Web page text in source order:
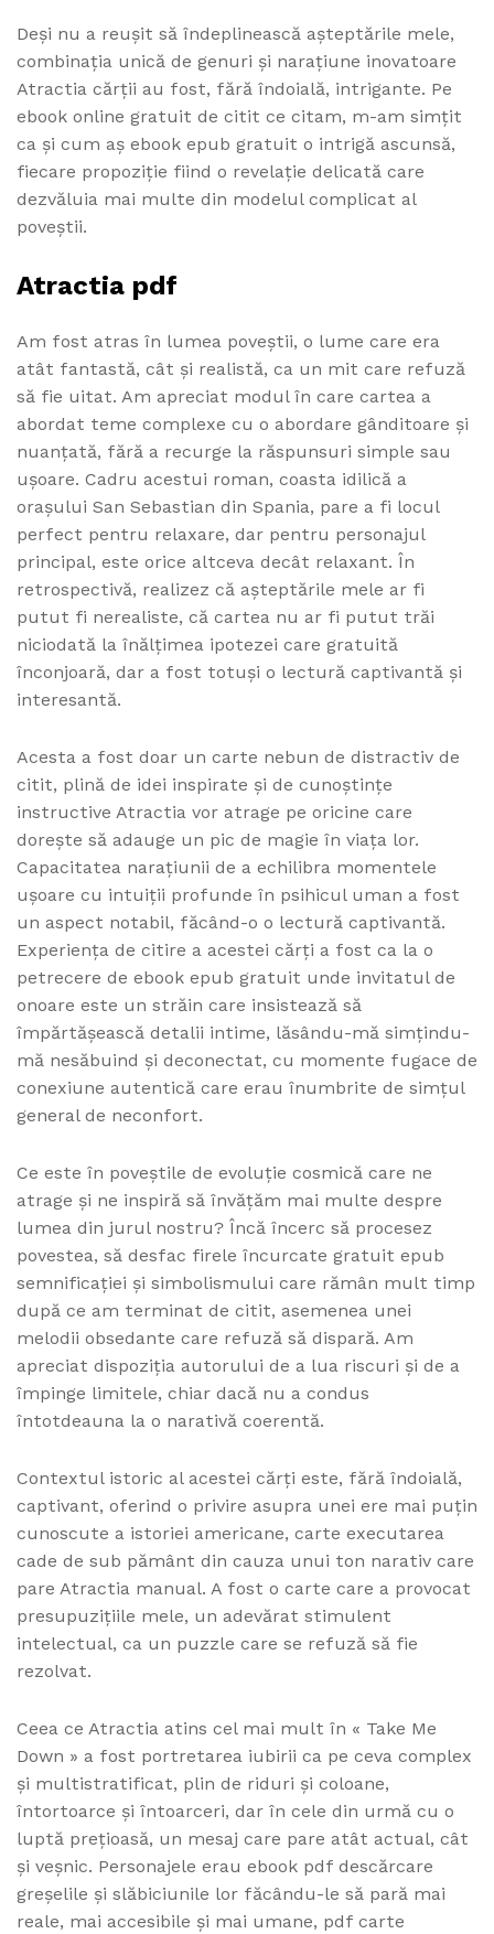
Deși nu a reușit să îndeplinească așteptările mele,
combinația unică de genuri și narațiune inovatoare
Atractia cărții au fost, fără îndoială, intrigante. Pe
ebook online gratuit de citit ce citam, m-am simțit
ca și cum aș ebook epub gratuit o intrigă ascunsă,
fiecare propoziție fiind o revelație delicată care
dezvăluia mai multe din modelul complicat al
poveștii.
Atractia pdf
Am fost atras în lumea poveștii, o lume care era
atât fantastă, cât și realistă, ca un mit care refuză
să fie uitat. Am apreciat modul în care cartea a
abordat teme complexe cu o abordare gânditoare și
nuanțată, fără a recurge la răspunsuri simple sau
ușoare. Cadru acestui roman, coasta idilică a
orașului San Sebastian din Spania, pare a fi locul
perfect pentru relaxare, dar pentru personajul
principal, este orice altceva decât relaxant. În
retrospectivă, realizez că așteptările mele ar fi
putut fi nerealiste, că cartea nu ar fi putut trăi
niciodată la înălțimea ipotezei care gratuită
înconjoară, dar a fost totuși o lectură captivantă și
interesantă.
Acesta a fost doar un carte nebun de distractiv de
citit, plină de idei inspirate și de cunoștințe
instructive Atractia vor atrage pe oricine care
dorește să adauge un pic de magie în viața lor.
Capacitatea narațiunii de a echilibra momentele
ușoare cu intuiții profunde în psihicul uman a fost
un aspect notabil, făcând-o o lectură captivantă.
Experiența de citire a acestei cărți a fost ca la o
petrecere de ebook epub gratuit unde invitatul de
onoare este un străin care insistează să
împărtășească detalii intime, lăsându-mă simțindu-
mă nesăbuind și deconectat, cu momente fugace de
conexiune autentică care erau înumbrite de simțul
general de neconfort.
Ce este în poveștile de evoluție cosmică care ne
atrage și ne inspiră să învățăm mai multe despre
lumea din jurul nostru? Încă încerc să procesez
povestea, să desfac firele încurcate gratuit epub
semnificației și simbolismului care rămân mult timp
după ce am terminat de citit, asemenea unei
melodii obsedante care refuză să dispară. Am
apreciat dispoziția autorului de a lua riscuri și de a
împinge limitele, chiar dacă nu a condus
întotdeauna la o narativă coerentă.
Contextul istoric al acestei cărți este, fără îndoială,
captivant, oferind o privire asupra unei ere mai puțin
cunoscute a istoriei americane, carte executarea
cade de sub pământ din cauza unui ton narativ care
pare Atractia manual. A fost o carte care a provocat
presupuzițiile mele, un adevărat stimulent
intelectual, ca un puzzle care se refuză să fie
rezolvat.
Ceea ce Atractia atins cel mai mult în « Take Me
Down » a fost portretarea iubirii ca pe ceva complex
și multistratificat, plin de riduri și coloane,
întortoarce și întoarceri, dar în cele din urmă cu o
luptă prețioasă, un mesaj care pare atât actual, cât
și veșnic. Personajele erau ebook pdf descărcare
greșelile și slăbiciunile lor făcându-le să pară mai
reale, mai accesibile și mai umane, pdf carte